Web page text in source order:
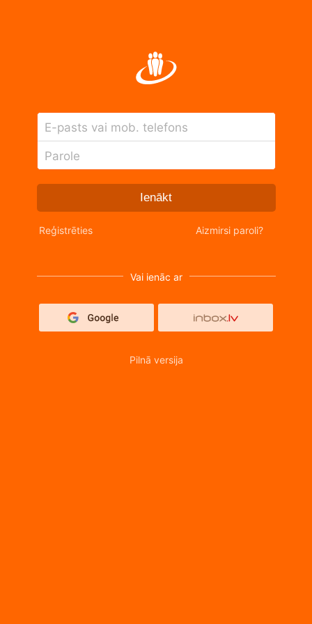
E-pasts vai mob. telefons
Parole
Ienākt
Reģistrēties Aizmirsi paroli?
Vai ienāc ar
Pilnā versija